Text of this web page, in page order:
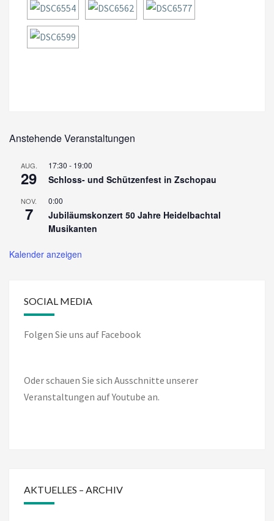
Anstehende Veranstaltungen
AUG.
29
17:30 - 19:00
Schloss- und Schützenfest in Zschopau
NOV.
7
0:00
Jubiläumskonzert 50 Jahre Heidelbachtal
Musikanten
Kalender anzeigen
SOCIAL MEDIA
Folgen Sie uns auf Facebook
Oder schauen Sie sich Ausschnitte unserer
Veranstaltungen auf Youtube an.
AKTUELLES – ARCHIV